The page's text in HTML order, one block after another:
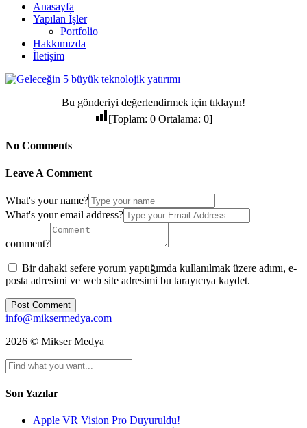
Anasayfa
Yapılan İşler
Portfolio
Hakkımızda
İletişim
Bu gönderiyi değerlendirmek için tıklayın!
[Toplam: 0 Ortalama: 0]
No Comments
Leave A Comment
What's your name?
What's your email address?
comment?
Bir dahaki sefere yorum yaptığımda kullanılmak üzere adımı, e-
posta adresimi ve web site adresimi bu tarayıcıya kaydet.
info@miksermedya.com
2026 © Mikser Medya
Son Yazılar
Apple VR Vision Pro Duyuruldu!